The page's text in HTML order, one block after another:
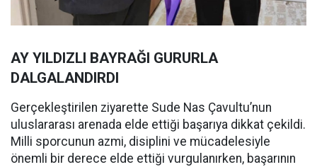
AY YILDIZLI BAYRAĞI GURURLA
DALGALANDIRDI
Gerçekleştirilen ziyarette Sude Nas Çavultu’nun
uluslararası arenada elde ettiği başarıya dikkat çekildi.
Milli sporcunun azmi, disiplini ve mücadelesiyle
önemli bir derece elde ettiği vurgulanırken, başarının